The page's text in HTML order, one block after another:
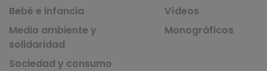
Bebé e infancia
Medio ambiente y
solidaridad
Sociedad y consumo
Vídeos
Monográficos